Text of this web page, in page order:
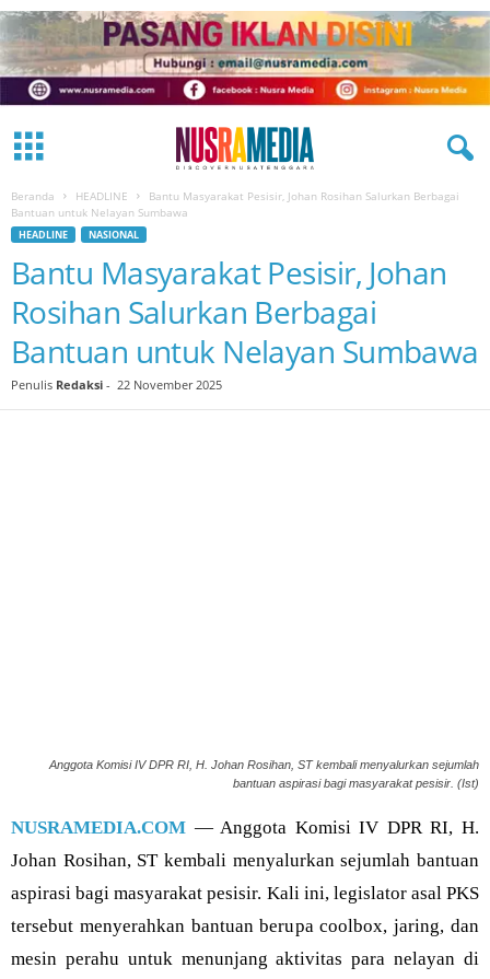
Beranda HEADLINE
Bantu Masyarakat Pesisir, Johan Rosihan Salurkan Berbagai
Bantuan untuk Nelayan Sumbawa
HEADLINE NASIONAL
Bantu Masyarakat Pesisir, Johan
Rosihan Salurkan Berbagai
Bantuan untuk Nelayan Sumbawa
Penulis Redaksi - 22 November 2025
Anggota Komisi IV DPR RI, H. Johan Rosihan, ST kembali menyalurkan sejumlah
bantuan aspirasi bagi masyarakat pesisir. (Ist)
NUSRAMEDIA.COM — Anggota Komisi IV DPR RI, H.
Johan Rosihan, ST kembali menyalurkan sejumlah bantuan
aspirasi bagi masyarakat pesisir. Kali ini, legislator asal PKS
tersebut menyerahkan bantuan berupa coolbox, jaring, dan
mesin perahu untuk menunjang aktivitas para nelayan di